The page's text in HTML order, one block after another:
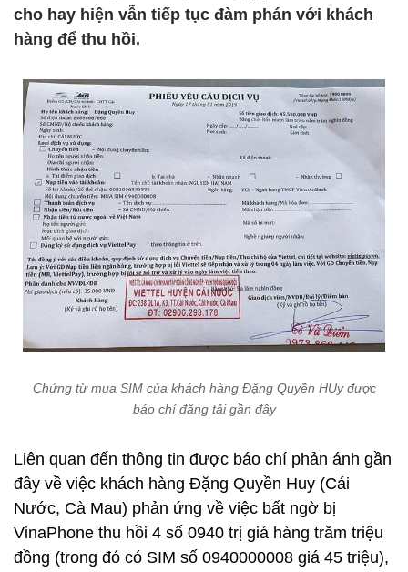
cho hay hiện vẫn tiếp tục đàm phán với khách
hàng để thu hồi.
Chứng từ mua SIM của khách hàng Đặng Quyền HUy được
báo chí đăng tải gần đây
Liên quan đến thông tin được báo chí phản ánh gần
đây về việc khách hàng Đặng Quyền Huy (Cái
Nước, Cà Mau) phản ứng về việc bất ngờ bị
VinaPhone thu hồi 4 số 0940 trị giá hàng trăm triệu
đồng (trong đó có SIM số 0940000008 giá 45 triệu),